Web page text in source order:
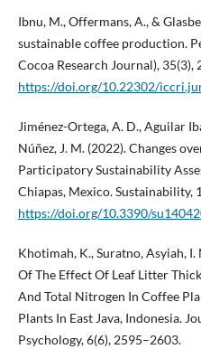
Ibnu, M., Offermans, A., &
sustainable coffee production.
Cocoa Research Journal), 35(3),
https://doi.org/10.22302/
Jiménez-Ortega, A. D., Aguilar
Núñez, J. M. (2022). Changes
Participatory Sustainability
Chiapas, Mexico. Sustainability,
https://doi.org/10.3390/
Khotimah, K., Suratno, Asyiah,
Of The Effect Of Leaf Litter
And Total Nitrogen In Coffee
Plants In East Java, Indonesia.
Psychology, 6(6), 2595–2603.